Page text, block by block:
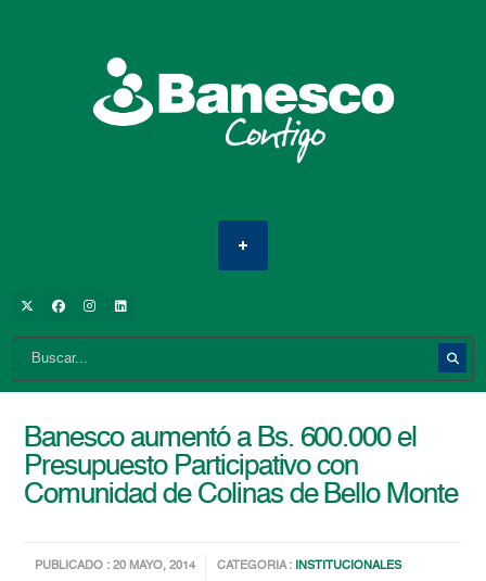
Banesco aumentó a Bs. 600.000 el
Presupuesto Participativo con
Comunidad de Colinas de Bello Monte
PUBLICADO : 20 MAYO, 2014 CATEGORIA : INSTITUCIONALES